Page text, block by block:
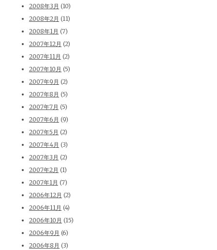
2008年3月 (10)
2008年2月 (11)
2008年1月 (7)
2007年12月 (2)
2007年11月 (2)
2007年10月 (5)
2007年9月 (2)
2007年8月 (5)
2007年7月 (5)
2007年6月 (9)
2007年5月 (2)
2007年4月 (3)
2007年3月 (2)
2007年2月 (1)
2007年1月 (7)
2006年12月 (2)
2006年11月 (4)
2006年10月 (15)
2006年9月 (6)
2006年8月 (3)